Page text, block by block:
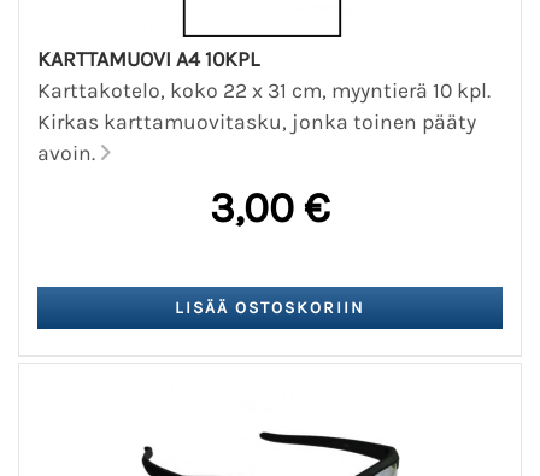
KARTTAMUOVI A4 10KPL
Karttakotelo, koko 22 x 31 cm, myyntierä 10 kpl.
Kirkas karttamuovitasku, jonka toinen pääty
avoin.
3,00 €